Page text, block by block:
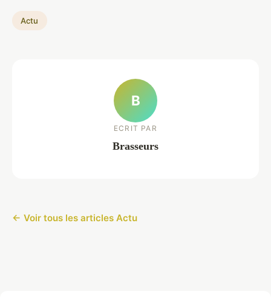
Actu
B
ECRIT PAR
Brasseurs
← Voir tous les articles Actu